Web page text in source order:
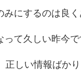
にするのは良く
て久しい昨今で
しい情報ばかり